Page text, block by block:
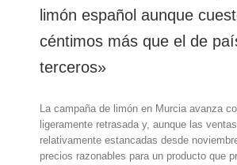
limón
Primofiori
de
limón español aunque
céntimos más que el de
terceros»
La campaña de limón en Murcia avanza
ligeramente retrasada y, aunque las
relativamente estancadas desde
precios razonables para un producto que